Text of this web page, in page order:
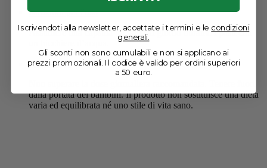
Istruzioni per l'uso
Assumere una capsula tre volte al giorno durante i pasti con
Avvertenze
dalla portata dei bambini. Il prodotto non sostituisce una dieta
varia ed equilibrata né uno stile di vita sano.
Iscrivendoti alla newsletter, accettate i termini e le condizioni
generali.
Gli sconti non sono cumulabili e non si applicano ai
prezzi promozionali. Il codice è valido per ordini superiori
a 50 euro.